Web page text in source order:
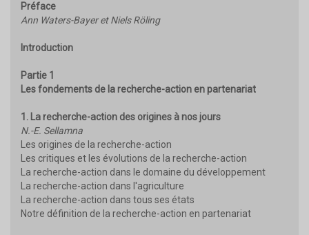
Préface
Ann Waters-Bayer et Niels Röling
Introduction
Partie 1
Les fondements de la recherche-action en partenariat
1. La recherche-action des origines à nos jours
N.-E. Sellamna
Les origines de la recherche-action
Les critiques et les évolutions de la recherche-action
La recherche-action dans le domaine du développement
La recherche-action dans l'agriculture
La recherche-action dans tous ses états
Notre définition de la recherche-action en partenariat